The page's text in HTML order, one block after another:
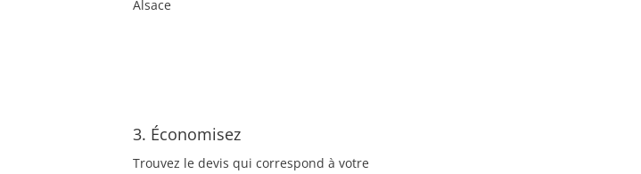
Alsace
3. Économisez
Trouvez le devis qui correspond à votre